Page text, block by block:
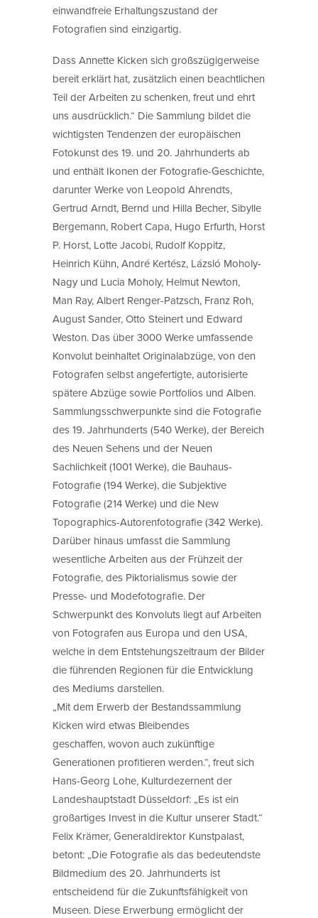
einwandfreie Erhaltungszustand der
Fotografien sind einzigartig.
Dass Annette Kicken sich großszügigerweise
bereit erklärt hat, zusätzlich einen beachtlichen
Teil der Arbeiten zu schenken, freut und ehrt
uns ausdrücklich.“ Die Sammlung bildet die
wichtigsten Tendenzen der europäischen
Fotokunst des 19. und 20. Jahrhunderts ab
und enthält Ikonen der Fotografie-Geschichte,
darunter Werke von Leopold Ahrendts,
Gertrud Arndt, Bernd und Hilla Becher, Sibylle
Bergemann, Robert Capa, Hugo Erfurth, Horst
P. Horst, Lotte Jacobi, Rudolf Koppitz,
Heinrich Kühn, André Kertész, Lázsló Moholy-
Nagy und Lucia Moholy, Helmut Newton,
Man Ray, Albert Renger-Patzsch, Franz Roh,
August Sander, Otto Steinert und Edward
Weston. Das über 3000 Werke umfassende
Konvolut beinhaltet Originalabzüge, von den
Fotografen selbst angefertigte, autorisierte
spätere Abzüge sowie Portfolios und Alben.
Sammlungsschwerpunkte sind die Fotografie
des 19. Jahrhunderts (540 Werke), der Bereich
des Neuen Sehens und der Neuen
Sachlichkeit (1001 Werke), die Bauhaus-
Fotografie (194 Werke), die Subjektive
Fotografie (214 Werke) und die New
Topographics-Autorenfotografie (342 Werke).
Darüber hinaus umfasst die Sammlung
wesentliche Arbeiten aus der Frühzeit der
Fotografie, des Piktorialismus sowie der
Presse- und Modefotografie. Der
Schwerpunkt des Konvoluts liegt auf Arbeiten
von Fotografen aus Europa und den USA,
welche in dem Entstehungszeitraum der Bilder
die führenden Regionen für die Entwicklung
des Mediums darstellen.
„Mit dem Erwerb der Bestandssammlung
Kicken wird etwas Bleibendes
geschaffen, wovon auch zukünftige
Generationen profitieren werden.“, freut sich
Hans-Georg Lohe, Kulturdezernent der
Landeshauptstadt Düsseldorf: „Es ist ein
großartiges Invest in die Kultur unserer Stadt.“
Felix Krämer, Generaldirektor Kunstpalast,
betont: „Die Fotografie als das bedeutendste
Bildmedium des 20. Jahrhunderts ist
entscheidend für die Zukunftsfähigkeit von
Museen. Diese Erwerbung ermöglicht der